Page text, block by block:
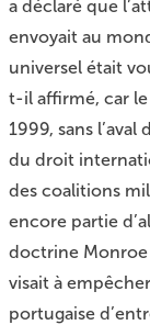
a déclaré que
envoyait au
universel était
t-il affirmé, car
1999, sans
du droit
des coalitions
encore partie
doctrine Monroe
visait à
portugaise